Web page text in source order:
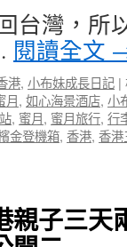
台灣，所
閱讀全文
港, 小布妹成長日記 |
月, 如心海景酒店, 小
, 蜜月, 蜜月旅行, 行
金登機箱, 香港, 香港
親子三